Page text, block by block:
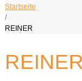
Startseite
/
REINER
REINER